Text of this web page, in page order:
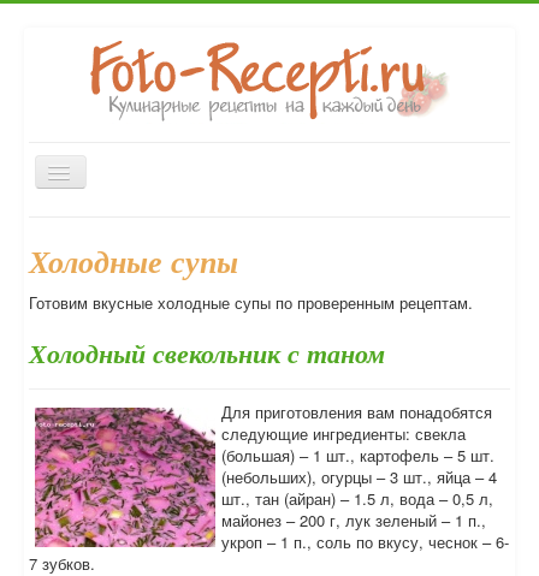
Включить/
выключить
Десерты
Выпечка
Форум
Холодные супы
Готовим вкусные холодные супы по проверенным рецептам.
Холодный свекольник с таном
Для приготовления вам понадобятся
следующие ингредиенты: свекла
(большая) – 1 шт., картофель – 5 шт.
(небольших), огурцы – 3 шт., яйца – 4
шт., тан (айран) – 1.5 л, вода – 0,5 л,
майонез – 200 г, лук зеленый – 1 п.,
укроп – 1 п., соль по вкусу, чеснок – 6-
7 зубков.